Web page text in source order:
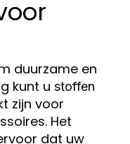
duurzame en
kunt u stoffen
zijn voor
Het
dat uw